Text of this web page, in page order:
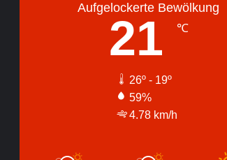
Aufgelockerte Bewölkung
21 ℃
26º - 19º
59%
4.78 km/h